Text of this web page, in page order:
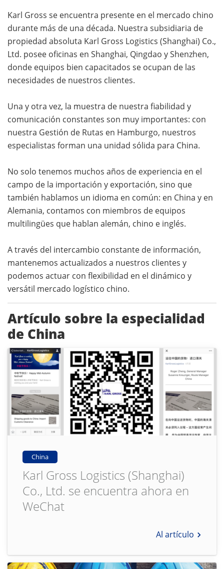
Karl Gross se encuentra presente en el mercado chino
durante más de una década. Nuestra subsidiaria de
propiedad absoluta Karl Gross Logistics (Shanghai) Co.,
Ltd. posee oficinas en Shanghai, Qingdao y Shenzhen,
donde equipos bien capacitados se ocupan de las
necesidades de nuestros clientes.
Una y otra vez, la muestra de nuestra fiabilidad y
comunicación constantes son muy importantes: con
nuestra Gestión de Rutas en Hamburgo, nuestros
especialistas forman una unidad sólida para China.
No solo tenemos muchos años de experiencia en el
campo de la importación y exportación, sino que
también hablamos un idioma en común: en China y en
Alemania, contamos con miembros de equipos
multilingües que hablan alemán, chino e inglés.
A través del intercambio constante de información,
mantenemos actualizados a nuestros clientes y
podemos actuar con flexibilidad en el dinámico y
versátil mercado logístico chino.
Artículo sobre la especialidad
de China
China
Karl Gross Logistics (Shanghai)
Co., Ltd. se encuentra ahora en
WeChat
Al artículo